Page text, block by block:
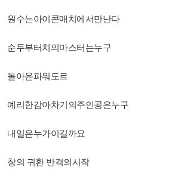
원수는아이콘매치에서만난다
순두부터치의마스터는누구
돌아온파워도르
예리한감아차기의주인공은누구
내일은누가이길까요
창의 귀환 반격의시작